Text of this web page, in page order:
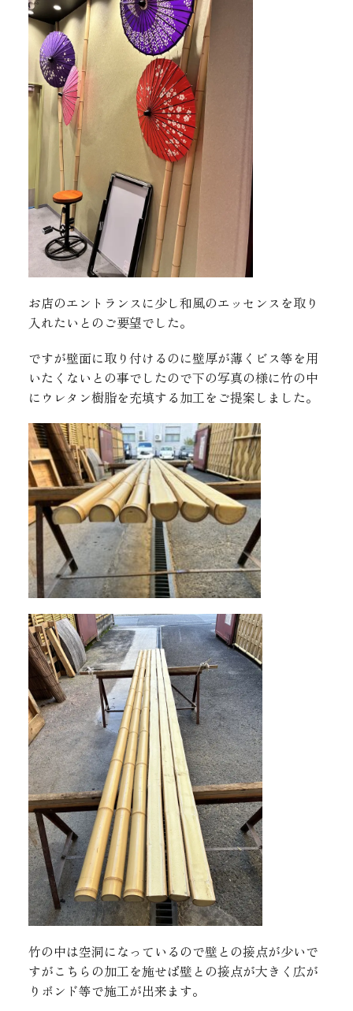
お店のエントランスに少し和風のエッセンスを取り
入れたいとのご要望でした。
ですが壁面に取り付けるのに壁厚が薄くビス等を用
いたくないとの事でしたので下の写真の様に竹の中
にウレタン樹脂を充填する加工をご提案しました。
竹の中は空洞になっているので壁との接点が少いで
すがこちらの加工を施せば壁との接点が大きく広が
りボンド等で施工が出来ます。